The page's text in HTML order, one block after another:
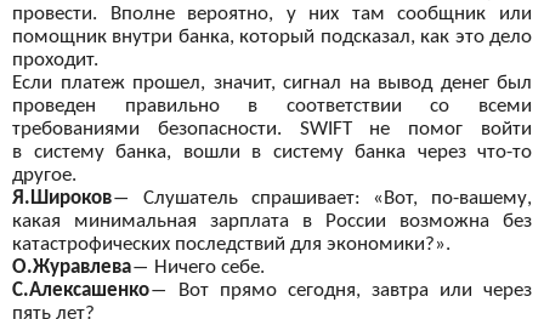
провести. Вполне вероятно, у
них там сообщник или
помощник внутри банка, который подсказал, как это дело
проходит.
Если платеж прошел, значит, сигнал на вывод денег был
проведен правильно в
соответствии со
всеми
требованиями безопасности. SWIFTне
помог войти
в систему банка, вошли в систему банка через что-то
другое.
Я.Широков―
Слушатель спрашивает: «Вот, по-вашему,
какая минимальная зарплата в
России возможна без
катастрофических последствий для экономики?».
О.Журавлева― Ничего себе.
С.Алексашенко― Вот прямо сегодня, завтра или через
пять лет?